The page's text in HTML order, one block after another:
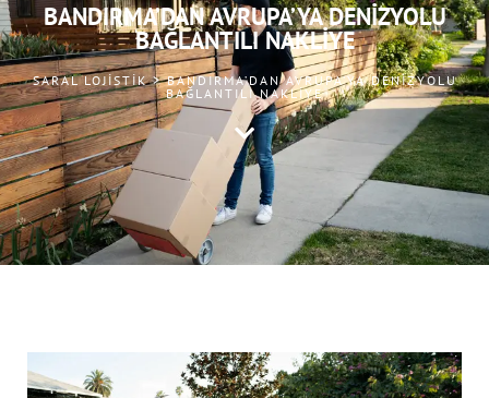
BANDIRMA’DAN AVRUPA’YA DENIZYOLU
BAĞLANTILI NAKLIYE
SARAL LOJISTIK > BANDIRMA’DAN AVRUPA’YA DENIZYOLU
BAĞLANTILI NAKLIYE